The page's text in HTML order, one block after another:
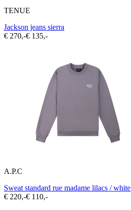
TENUE
Jackson jeans sierra
€ 270,-€ 135,-
A.P.C
Sweat standard rue madame lilacs / white
€ 220,-€ 110,-